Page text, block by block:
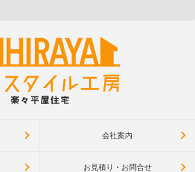
会社案内
お見積り・お問合せ